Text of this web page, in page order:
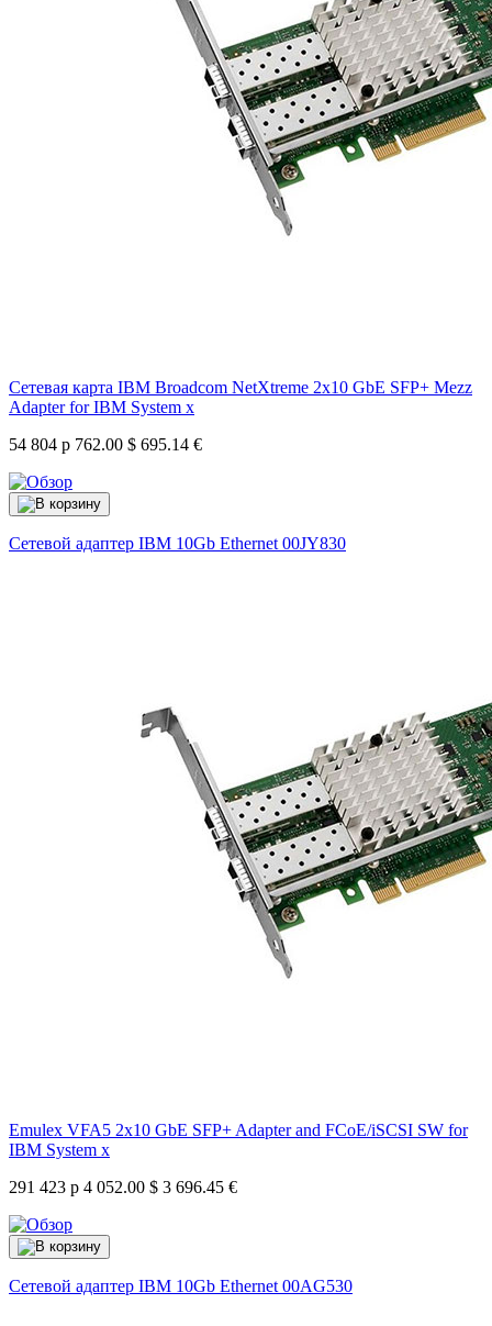
Сетевая карта IBM Broadcom NetXtreme 2x10 GbE SFP+ Mezz
Adapter for IBM System x
54 804 р 762.00 $ 695.14 €
Сетевой адаптер IBM 10Gb Ethernet 00JY830
Emulex VFA5 2x10 GbE SFP+ Adapter and FCoE/iSCSI SW for
IBM System x
291 423 р 4 052.00 $ 3 696.45 €
Сетевой адаптер IBM 10Gb Ethernet 00AG530